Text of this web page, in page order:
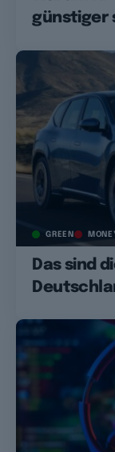
günstiger
GREEN
Das sind